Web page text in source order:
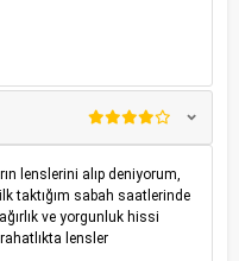
lenslerini alıp deniyorum,
taktığım sabah saatlerinde
ve yorgunluk hissi
lensler